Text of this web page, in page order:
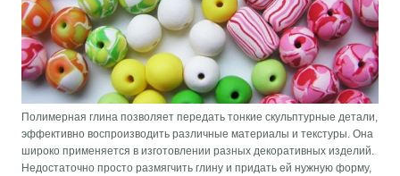
Полимерная глина позволяет передать тонкие скульптурные детали,
эффективно воспроизводить различные материалы и текстуры. Она
широко применяется в изготовлении разных декоративных изделий.
Недостаточно просто размягчить глину и придать ей нужную форму,